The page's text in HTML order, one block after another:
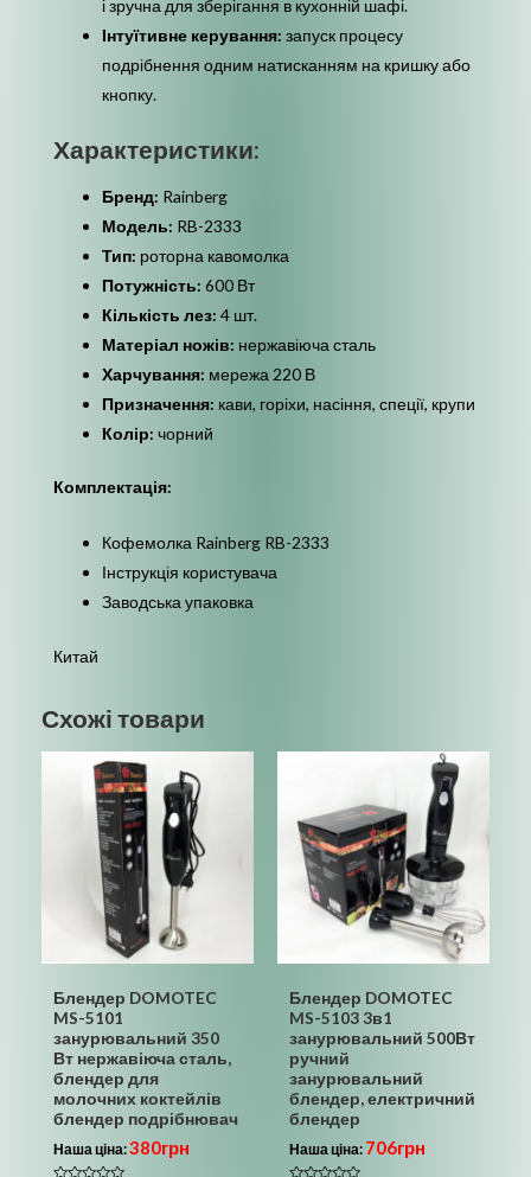
і зручна для зберігання в кухонній шафі.
Інтуїтивне керування: запуск процесу
подрібнення одним натисканням на кришку або
кнопку.
Характеристики:
Бренд: Rainberg
Модель: RB-2333
Тип: роторна кавомолка
Потужність: 600 Вт
Кількість лез: 4 шт.
Матеріал ножів: нержавіюча сталь
Харчування: мережа 220 В
Призначення: кави, горіхи, насіння, спеції, крупи
Колір: чорний
Комплектація:
Кофемолка Rainberg RB-2333
Інструкція користувача
Заводська упаковка
Китай
Схожі товари
Блендер DOMOTEC
MS-5101
занурювальний 350
Вт нержавіюча сталь,
блендер для
молочних коктейлів
блендер подрібнювач
Наша ціна:380грн
Блендер DOMOTEC
MS-5103 3в1
занурювальний 500Вт
ручний
занурювальний
блендер, електричний
блендер
Наша ціна: 706грн